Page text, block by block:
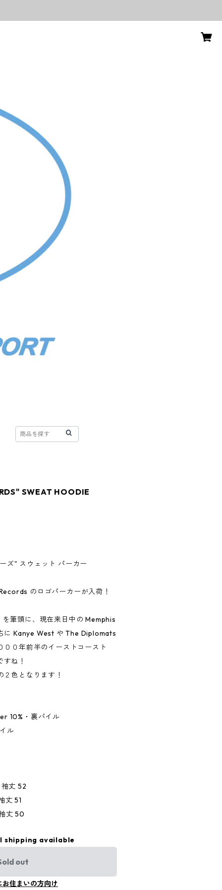
SWEAT HOODIE
ズ" スウェット パーカー
のロゴパーカーが入荷！
筆頭に、現在来日中の Memphis
に Kanye West や The Diplomats
０年前半のイーストコースト
ね！
色となります！
10%・裏パイル
ル
丈 52
丈 51
丈 50
shipping available
out
お住まいの方向け